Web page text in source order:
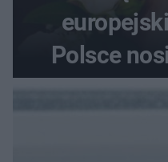
Polsce